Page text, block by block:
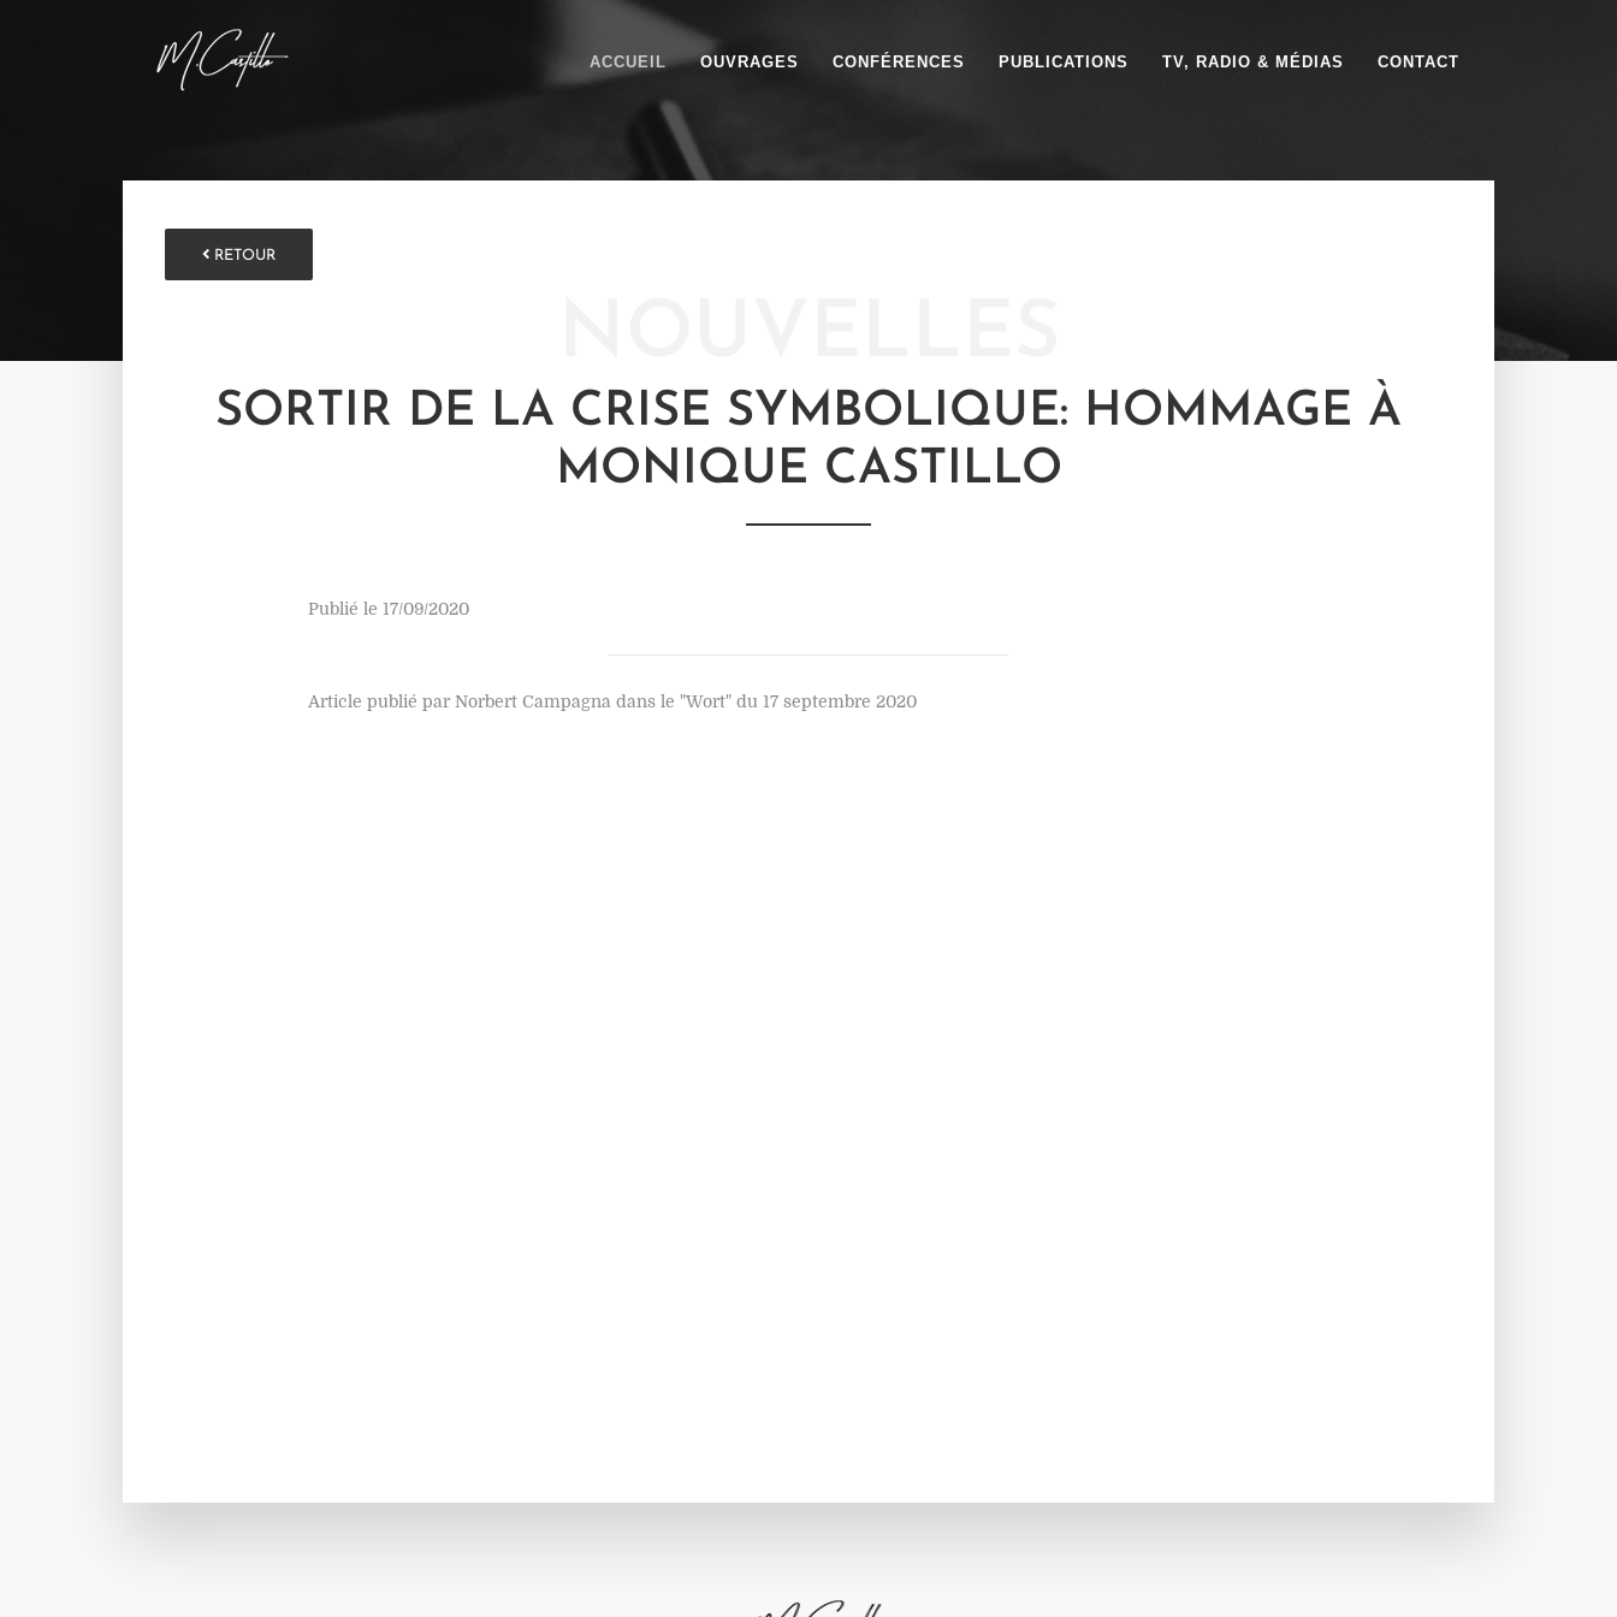
ACCUEIL OUVRAGES CONFÉRENCES PUBLICATIONS TV, RADIO & MÉDIAS CONTACT
SORTIR DE LA CRISE SYMBOLIQUE: HOMMAGE À
MONIQUE CASTILLO
RETOUR
Publié le 17/09/2020
Article publié par Norbert Campagna dans le "Wort" du 17 septembre 2020